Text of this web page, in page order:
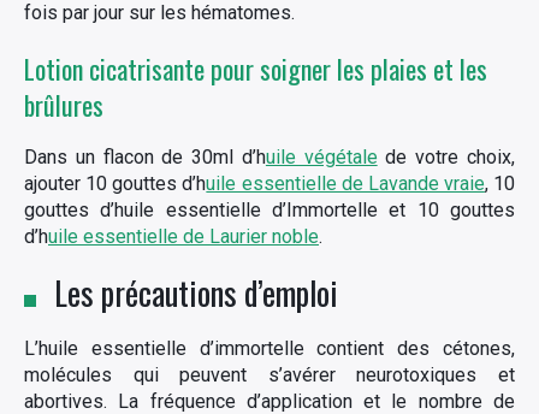
fois par jour sur les hématomes.
Lotion cicatrisante pour soigner les plaies et les
brûlures
Dans un flacon de 30ml d’huile végétalede votre choix,
ajouter 10 gouttes d’huile essentielle de Lavande vraie, 10
gouttes d’huile essentielle d’Immortelle et 10 gouttes
d’huile essentielle de Laurier noble.
Les précautions d’emploi
L’huile essentielle d’immortelle contient des cétones,
molécules qui peuvent s’avérer neurotoxiques et
abortives. La fréquence d’application et le nombre de